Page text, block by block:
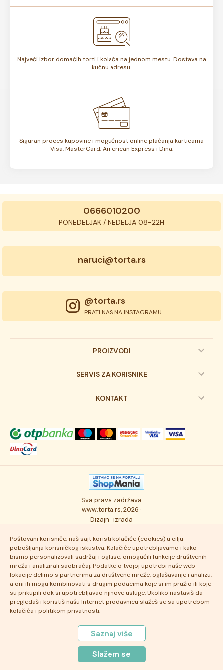
Najveći izbor domaćih torti i kolača na jednom mestu. Dostava na
kućnu adresu.
Siguran proces kupovine i mogućnost online plaćanja karticama
Visa, MasterCard, American Express i Dina.
Poštovani korisniče, naš sajt koristi kolačiće (cookies) u cilju
pobošljanja korisničkog iskustva. Kolačiće upotrebljavamo i kako
bismo personalizovali sadržaj i oglase, omogućili funkcije društvenih
mreža i analizirali saobraćaj. Podatke o tvojoj upotrebi naše web-
lokacije delimo s partnerima za društvene mreže, oglašavanje i analizu,
a oni ih mogu kombinovati s drugim podacima koje si im pružio ili koje
su prikupili dok si upotrebljavao njihove usluge. Ukoliko nastaviš da
pregledaš i koristiš našu Internet prodavnicu slažeš se sa upotrebom
kolačića i politikom privatnosti.
Saznaj više
Slažem se
0666010200
PONEDELJAK / NEDELJA 08-22H
naruci@torta.rs
@torta.rs
PRATI NAS NA INSTAGRAMU
PROIZVODI
Dečije torte
Svadbene torte
Torta klasici
Osmisli tortu
Ukusi torti
SERVIS ZA KORISNIKE
Prijava na newsletter
Dostava robe
Autorska prava
Politika privatnosti
Najčešće postavljana pitanja
KONTAKT
Novosti
Posao
Kontakt
Sva prava zadržava
www.torta.rs, 2026 ·
Dizajn i izrada